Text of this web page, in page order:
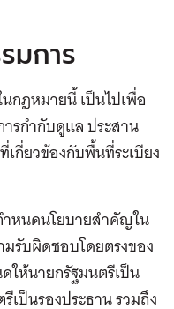
มการ
กฎหมายนี้ เป็นไปเพื่อ
รกำกับดูแล ประสาน
กี่ยวข้องกับพื้นที่ระเบียง
หนดนโยบายสำคัญใน
มรับผิดชอบโดยตรงของ
ให้นายกรัฐมนตรีเป็น
เป็นรองประธาน รวมถึง